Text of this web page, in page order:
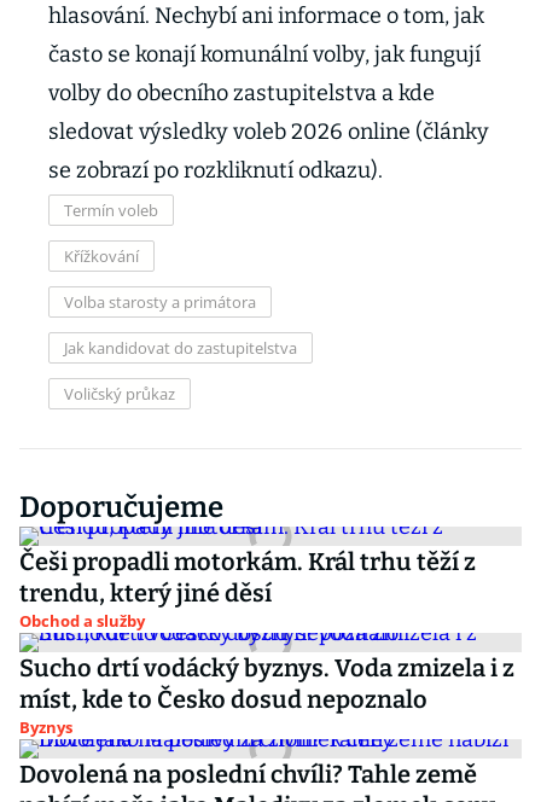
hlasování. Nechybí ani informace o tom, jak
často se konají komunální volby, jak fungují
volby do obecního zastupitelstva a kde
sledovat výsledky voleb 2026 online (články
se zobrazí po rozkliknutí odkazu).
Termín voleb
Křížkování
Volba starosty a primátora
Jak kandidovat do zastupitelstva
Voličský průkaz
Doporučujeme
Češi propadli motorkám. Král trhu těží z
trendu, který jiné děsí
Obchod a služby
Sucho drtí vodácký byznys. Voda zmizela i z
míst, kde to Česko dosud nepoznalo
Byznys
Dovolená na poslední chvíli? Tahle země